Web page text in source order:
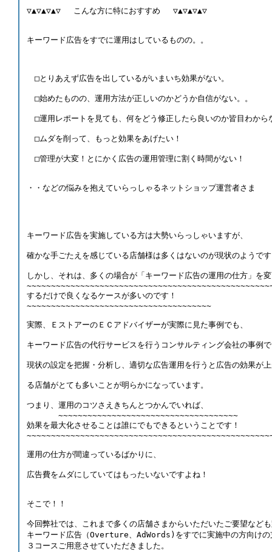
▽▲▽▲▽▲▽　 こんな方に特におすすめ　 ▽▲▽▲▽▲▽
キーワード広告をすでに運用はしているものの。。
□とりあえず広告を出しているがいまいち効果がない。
□始めたものの、運用方法が正しいのかどうか自信がない。。
□運用レポートを見ても、何をどう修正したら良いのか皆目わか
□ムダを削って、もっと効果をあげたい！
□管理が大変！とにかく広告の運用管理に割く時間がない！
・・などの悩みを抱えていらっしゃるネットショップ運営者さま
キーワード広告を実施している方は大勢いらっしゃいますが、
確かな手ごたえを感じている店舗様は多くはないのが現状のようで
しかし、それは、多くの場合が「キーワード広告の運用の仕方」を
するだけで良くなるケースが多いのです！
~~~~~~~~~~~~~~~~~~~~~~~~~~~~~~~~~~~~~~
実際、ＥストアーのＥＣアドバイザーが実際に見た事例でも、
キーワード広告の代行サービスを行うコンサルティング会社の事例
現状の設定を把握・分析し、適切な広告運用を行うと広告の効果が
る店舗がとても多いことが明らかになっています。
つまり、運用のコツさえきちんとつかんでいれば、
~~~~~~~~~~~~~~~~~~~~~~~~~~~~~~~~~~~~~
効果を最大化させることは誰にでもできるということです！
運用の仕方が間違っているばかりに、
広告費をムダにしていてはもったいないですよね！
そこで！！
今回弊社では、これまで多くの店舗さまからいただいたご要望など
キーワード広告（Overture、AdWords)をすでに実施中の方向けの
３コースご用意させていただきました。